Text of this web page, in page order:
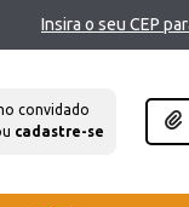
Insira o seu CEP
convidado
cadastre-se